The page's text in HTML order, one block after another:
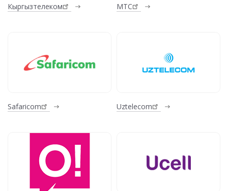
Кыргызтелеком МТС
Safaricom Uztelecom